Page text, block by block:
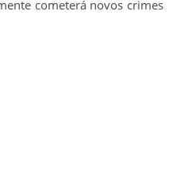
cometerá novos crimes